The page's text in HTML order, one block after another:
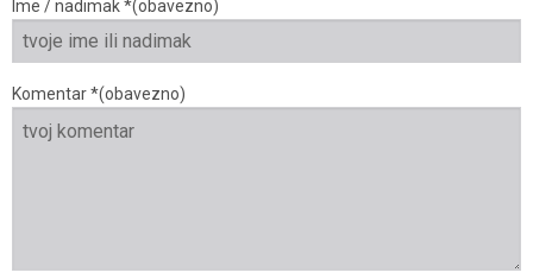
Ime / nadimak *(obavezno)
Komentar *(obavezno)